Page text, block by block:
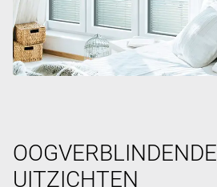
OOGVERBLINDENDE
UITZICHTEN